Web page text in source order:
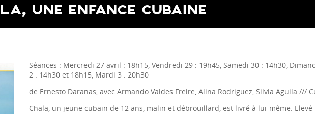
UNE ENFANCE CUBAINE
Séances : Mercredi 27 avril : 18h15, Vendredi 29 : 19h45, Samedi 30 : 14h30,
2 : 14h30 et 18h15, Mardi 3 : 20h30
de Ernesto Daranas, avec Armando Valdes Freire, Alina Rodriguez, Silvia Aguila ///
Chala, un jeune cubain de 12 ans, malin et débrouillard, est livré à lui-même.